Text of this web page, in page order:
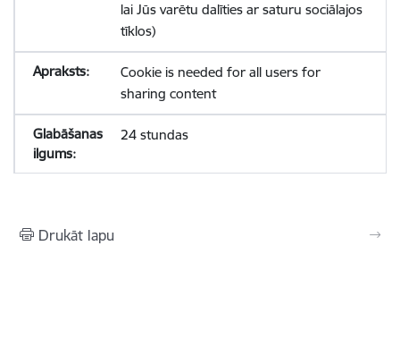
lai Jūs varētu dalīties ar saturu sociālajos
tīklos)
Cookie is needed for all users for
sharing content
24 stundas
Drukāt lapu